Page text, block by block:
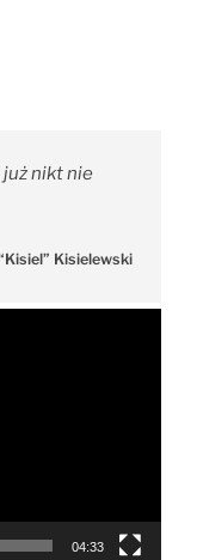
nikt nie
Kisielewski
04:33